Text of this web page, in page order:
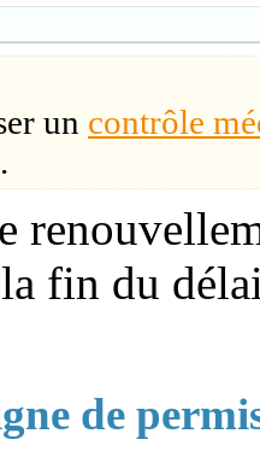
un contrôle
fin du
de